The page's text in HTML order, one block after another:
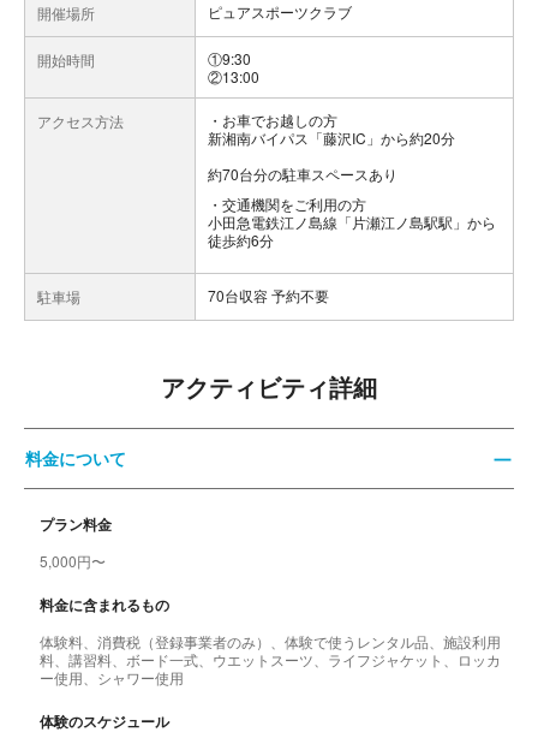
開催場所 ピュアスポーツクラブ
開始時間
①9:30
②13:00
アクセス方法
お車でお越しの方
新湘南バイパス「藤沢IC」から約20分
約70台分の駐車スペースあり
交通機関をご利用の方
小田急電鉄江ノ島線「片瀬江ノ島駅駅」から
徒歩約6分
駐車場 70台収容 予約不要
アクティビティ詳細
料金について
プラン料金
5,000円〜
料金に含まれるもの
体験料、消費税（登録事業者のみ）、体験で使うレンタル品、施設利用
料、講習料、ボード一式、ウエットスーツ、ライフジャケット、ロッカ
ー使用、シャワー使用
体験のスケジュール